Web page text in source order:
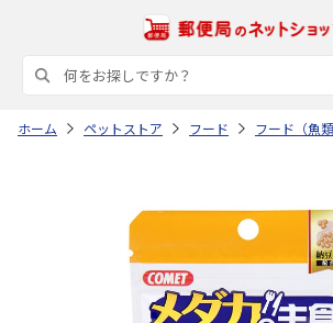
ホーム ペットストア フード フード（魚